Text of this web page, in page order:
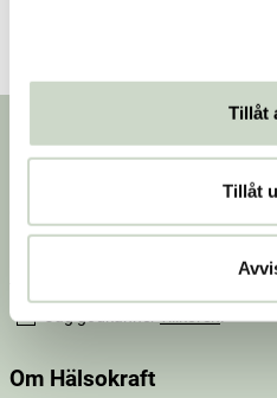
Tillåt
Tillåt
Prenumerera på vårt
Om Hälsokraft